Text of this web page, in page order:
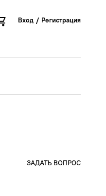
Вход / Регистрация
ЗАДАТЬ ВОПРОС